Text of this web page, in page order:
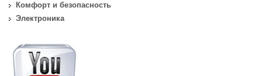
Комфорт и безопасность
Электроника